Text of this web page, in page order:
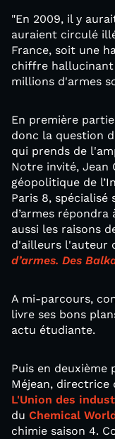
"En 2009, il y
auraient circulé
France, soit une
chiffre
millions d'armes
En première
donc la question
qui prends de
Notre invité, Jean
géopolitique de
Paris 8,
d’armes
aussi les raisons
d'ailleurs l'auteur
d’armes. Des
A mi-parcours,
livre ses bons
actu étudiante.
Puis en deuxième
Méjean, directrice
L'Union des
du Chemical
chimie saison 4.